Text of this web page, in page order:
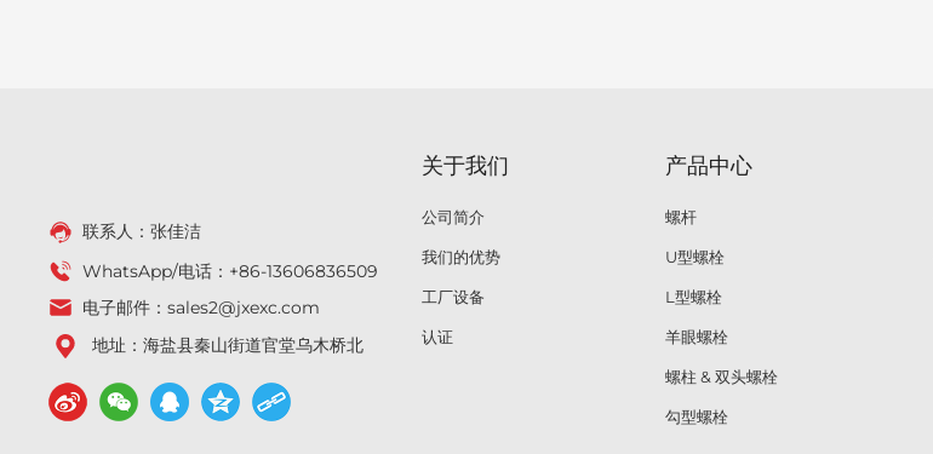
联系人：张佳洁
WhatsApp/电话： +86-13606836509
电子邮件：sales2@jxexc.com
地址：海盐县秦山街道官堂乌木桥北
关于我们
公司简介
我们的优势
工厂设备
认证
产品中心
螺杆
U型螺栓
L型螺栓
羊眼螺栓
螺柱 & 双头螺栓
勾型螺栓